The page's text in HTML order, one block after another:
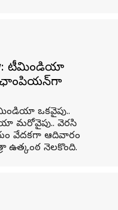
టీమిండియా
ఛాంపియన్‌గా
ఒకవైపు..
మరోవైపు.. వెరసి
వేదకగా ఆదివారం
ఉత్కంఠ నెలకొంది.